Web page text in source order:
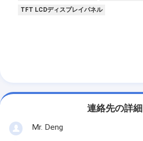
TFT LCDディスプレイパネル
連絡先の詳細
Mr. Deng